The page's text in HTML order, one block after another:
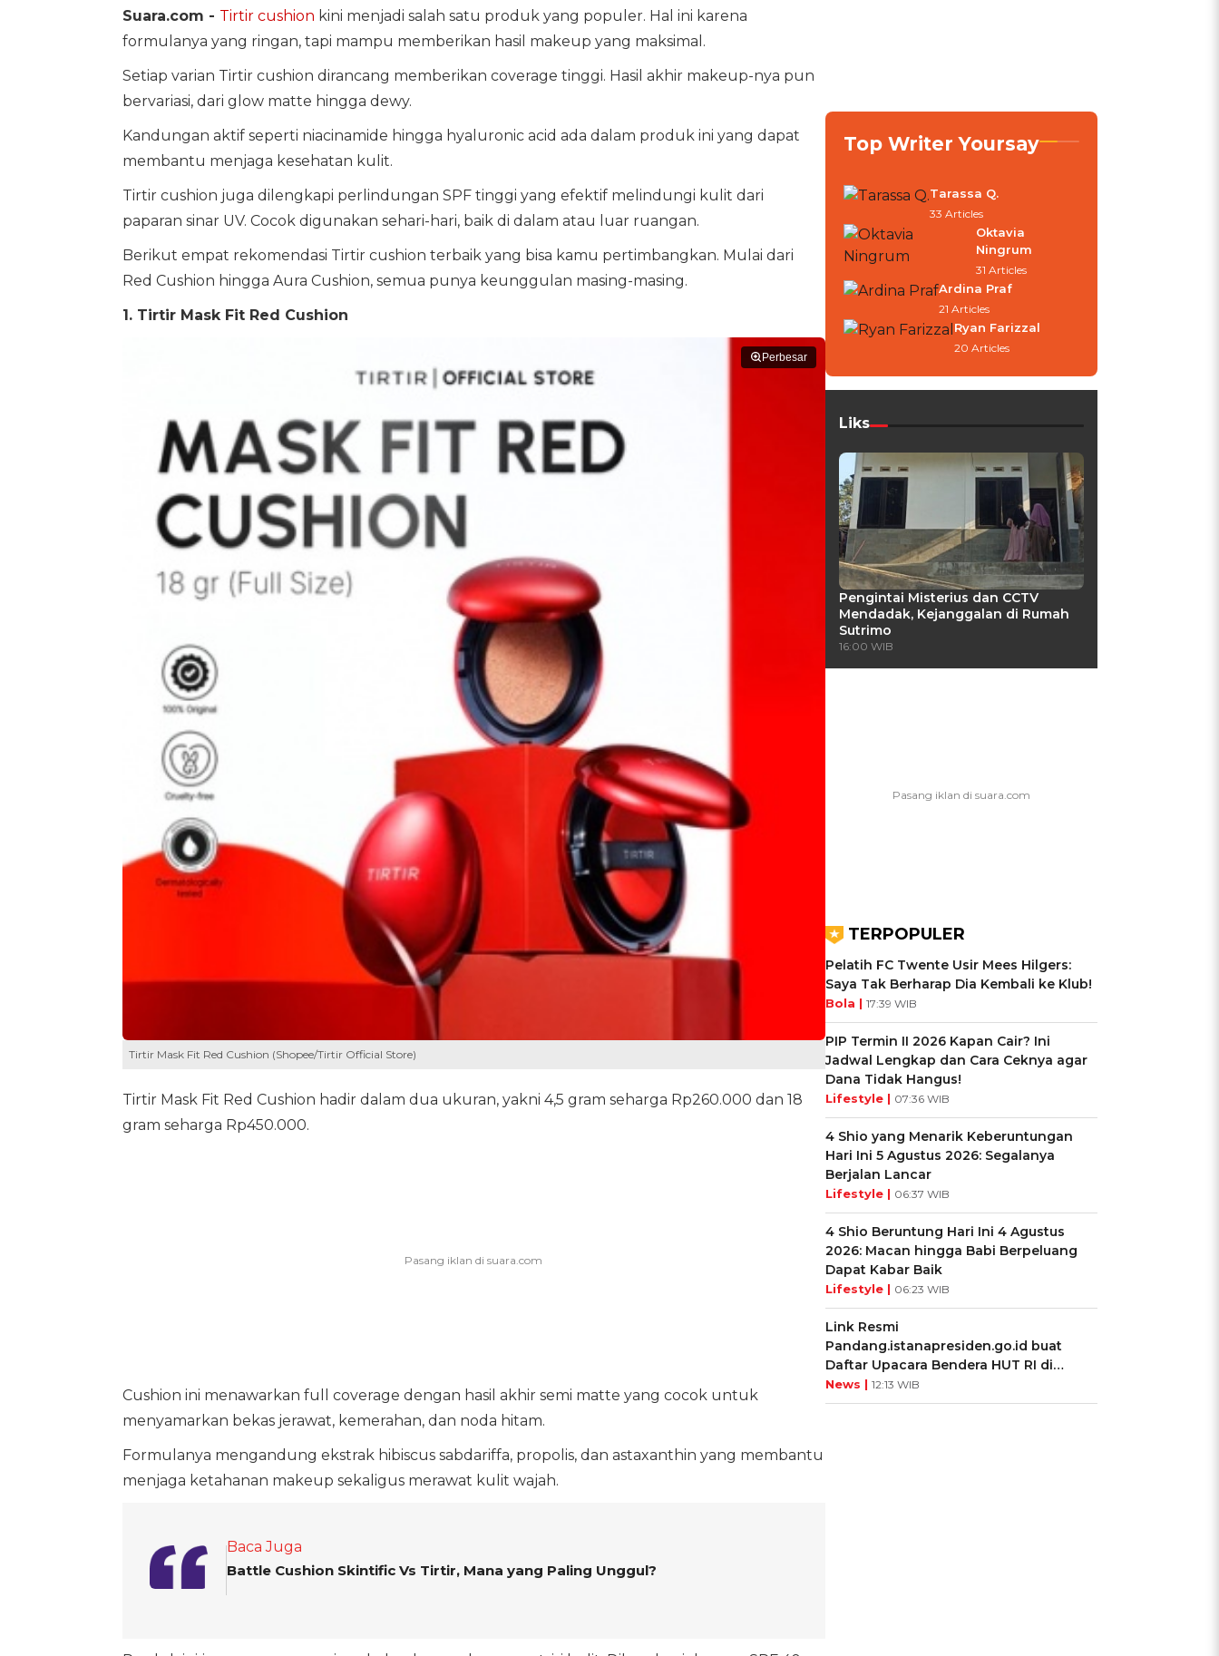
Suara.com - Tirtir cushion kini menjadi salah satu produk yang populer. Hal ini karena
formulanya yang ringan, tapi mampu memberikan hasil makeup yang maksimal.
Setiap varian Tirtir cushion dirancang memberikan coverage tinggi. Hasil akhir makeup-nya pun
bervariasi, dari glow matte hingga dewy.
Kandungan aktif seperti niacinamide hingga hyaluronic acid ada dalam produk ini yang dapat
membantu menjaga kesehatan kulit.
Tirtir cushion juga dilengkapi perlindungan SPF tinggi yang efektif melindungi kulit dari
paparan sinar UV. Cocok digunakan sehari-hari, baik di dalam atau luar ruangan.
Berikut empat rekomendasi Tirtir cushion terbaik yang bisa kamu pertimbangkan. Mulai dari
Red Cushion hingga Aura Cushion, semua punya keunggulan masing-masing.
1. Tirtir Mask Fit Red Cushion
Perbesar
Tirtir Mask Fit Red Cushion (Shopee/Tirtir Official Store)
Tirtir Mask Fit Red Cushion hadir dalam dua ukuran, yakni 4,5 gram seharga Rp260.000 dan 18
gram seharga Rp450.000.
Cushion ini menawarkan full coverage dengan hasil akhir semi matte yang cocok untuk
menyamarkan bekas jerawat, kemerahan, dan noda hitam.
Formulanya mengandung ekstrak hibiscus sabdariffa, propolis, dan astaxanthin yang membantu
menjaga ketahanan makeup sekaligus merawat kulit wajah.
Baca Juga
Battle Cushion Skintific Vs Tirtir, Mana yang Paling Unggul?
Top Writer Yoursay
Tarassa Q.
33 Articles
Oktavia
Ningrum
31 Articles
Ardina Praf
21 Articles
Ryan Farizzal
20 Articles
Liks
Pengintai Misterius dan CCTV
Mendadak, Kejanggalan di Rumah
Sutrimo
16:00 WIB
TERPOPULER
Pelatih FC Twente Usir Mees Hilgers:
Saya Tak Berharap Dia Kembali ke Klub!
Bola | 17:39 WIB
PIP Termin II 2026 Kapan Cair? Ini
Jadwal Lengkap dan Cara Ceknya agar
Dana Tidak Hangus!
Lifestyle | 07:36 WIB
4 Shio yang Menarik Keberuntungan
Hari Ini 5 Agustus 2026: Segalanya
Berjalan Lancar
Lifestyle | 06:37 WIB
4 Shio Beruntung Hari Ini 4 Agustus
2026: Macan hingga Babi Berpeluang
Dapat Kabar Baik
Lifestyle | 06:23 WIB
Link Resmi
Pandang.istanapresiden.go.id buat
Daftar Upacara Bendera HUT RI di
Istana Negara
News | 12:13 WIB